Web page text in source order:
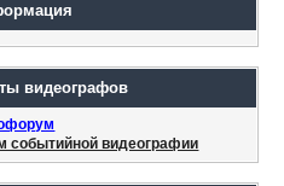
видеографов
событийной видеографии